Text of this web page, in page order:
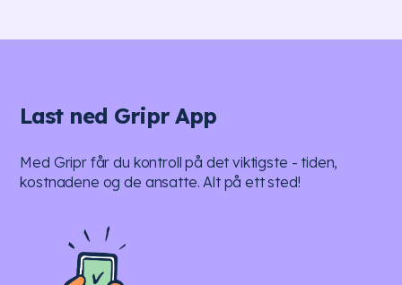
Last ned Gripr App
Med Gripr får du kontroll på det viktigste - tiden,
kostnadene og de ansatte. Alt på ett sted!